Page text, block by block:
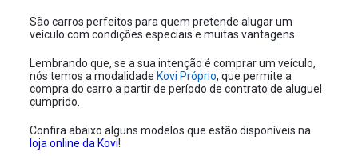
São carros perfeitos para quem pretende alugar um
veículo com condições especiais e muitas vantagens.
Lembrando que, se a sua intenção é comprar um veículo,
nós temos a modalidade Kovi Próprio, que permite a
compra do carro a partir de período de contrato de aluguel
cumprido.
Confira abaixo alguns modelos que estão disponíveis na
loja online da Kovi!